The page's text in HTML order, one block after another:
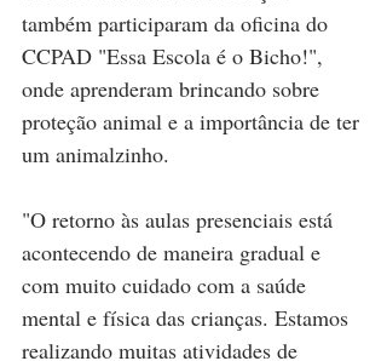
também participaram da oficina do
CCPAD "Essa Escola é o Bicho!",
onde aprenderam brincando sobre
proteção animal e a importância de ter
um animalzinho.
"O retorno às aulas presenciais está
acontecendo de maneira gradual e
com muito cuidado com a saúde
mental e física das crianças. Estamos
realizando muitas atividades de